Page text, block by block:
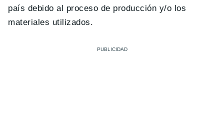
país debido al proceso de producción y/o los
materiales utilizados.